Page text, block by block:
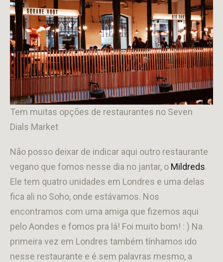
Tem muitas opções de restaurantes no Seven
Dials Market
Não posso deixar de indicar aqui outro restaurante
vegano que fomos nesse dia no jantar, o Mildreds.
Ele tem quatro unidades em Londres e uma delas
fica ali no Soho, onde estávamos. Nos
encontramos com uma amiga que fizemos aqui
pelo Aondes e fomos pra lá! Foi muito bom! : ) Na
primeira vez em Londres também tínhamos ido
nesse restaurante e é sem palavras mesmo, a